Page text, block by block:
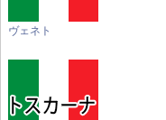
ヴェネト